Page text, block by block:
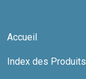
Accueil
Index des Produits